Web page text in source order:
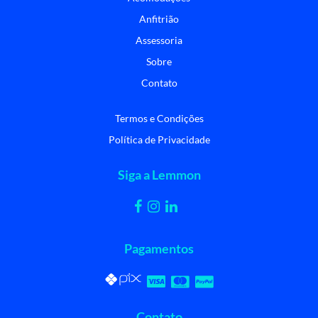
Anfitrião
Assessoria
Sobre
Contato
Termos e Condições
Política de Privacidade
Siga a Lemmon
Pagamentos